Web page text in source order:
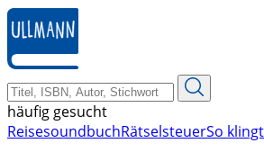
zum
Hauptinhalt
springen
häufig gesucht
ReisesoundbuchRätselsteuerSo klingt